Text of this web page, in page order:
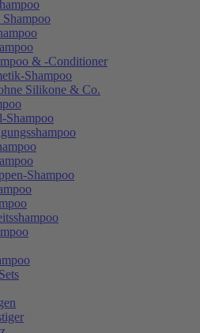
Shampoo
& -Conditioner
Shampoo
Silikone & Co.
Shampoo
Shampoo